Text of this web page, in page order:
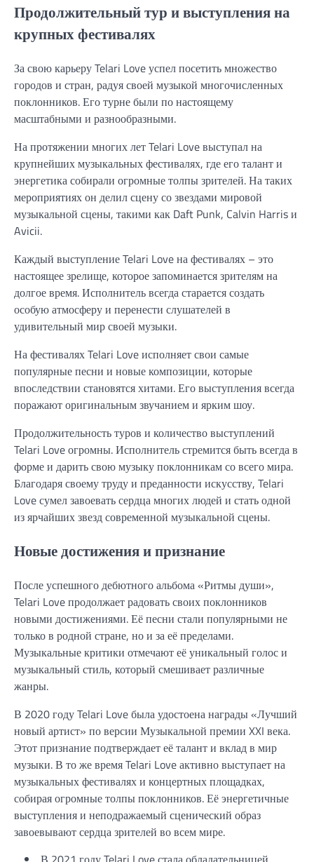
Продолжительный тур и выступления на
крупных фестивалях
За свою карьеру Telari Love успел посетить множество
городов и стран, радуя своей музыкой многочисленных
поклонников. Его турне были по настоящему
масштабными и разнообразными.
На протяжении многих лет Telari Love выступал на
крупнейших музыкальных фестивалях, где его талант и
энергетика собирали огромные толпы зрителей. На таких
мероприятиях он делил сцену со звездами мировой
музыкальной сцены, такими как Daft Punk, Calvin Harris и
Avicii.
Каждый выступление Telari Love на фестивалях – это
настоящее зрелище, которое запоминается зрителям на
долгое время. Исполнитель всегда старается создать
особую атмосферу и перенести слушателей в
удивительный мир своей музыки.
На фестивалях Telari Love исполняет свои самые
популярные песни и новые композиции, которые
впоследствии становятся хитами. Его выступления всегда
поражают оригинальным звучанием и ярким шоу.
Продолжительность туров и количество выступлений
Telari Love огромны. Исполнитель стремится быть всегда в
форме и дарить свою музыку поклонникам со всего мира.
Благодаря своему труду и преданности искусству, Telari
Love сумел завоевать сердца многих людей и стать одной
из ярчайших звезд современной музыкальной сцены.
Новые достижения и признание
После успешного дебютного альбома «Ритмы души»,
Telari Love продолжает радовать своих поклонников
новыми достижениями. Её песни стали популярными не
только в родной стране, но и за её пределами.
Музыкальные критики отмечают её уникальный голос и
музыкальный стиль, который смешивает различные
жанры.
В 2020 году Telari Love была удостоена награды «Лучший
новый артист» по версии Музыкальной премии XXI века.
Этот признание подтверждает её талант и вклад в мир
музыки. В то же время Telari Love активно выступает на
музыкальных фестивалях и концертных площадках,
собирая огромные толпы поклонников. Её энергетичные
выступления и неподражаемый сценический образ
завоевывают сердца зрителей во всем мире.